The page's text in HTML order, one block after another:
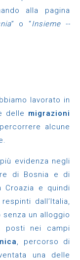
alla pagina
” o “Insieme --
lavorato in
delle migrazioni
alcune
evidenza negli
di Bosnia e di
e quindi
dall’Italia,
senza un alloggio
posti nei campi
, percorso di
una delle